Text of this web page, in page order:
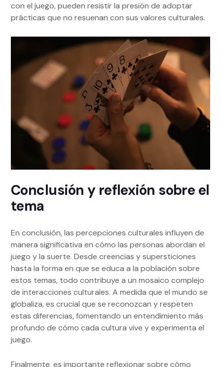
con el juego, pueden resistir la presión de adoptar
prácticas que no resuenan con sus valores culturales.
Conclusión y reflexión sobre el
tema
En conclusión, las percepciones culturales influyen de
manera significativa en cómo las personas abordan el
juego y la suerte. Desde creencias y supersticiones
hasta la forma en que se educa a la población sobre
estos temas, todo contribuye a un mosaico complejo
de interacciones culturales. A medida que el mundo se
globaliza, es crucial que se reconozcan y respeten
estas diferencias, fomentando un entendimiento más
profundo de cómo cada cultura vive y experimenta el
juego.
Finalmente, es importante reflexionar sobre cómo